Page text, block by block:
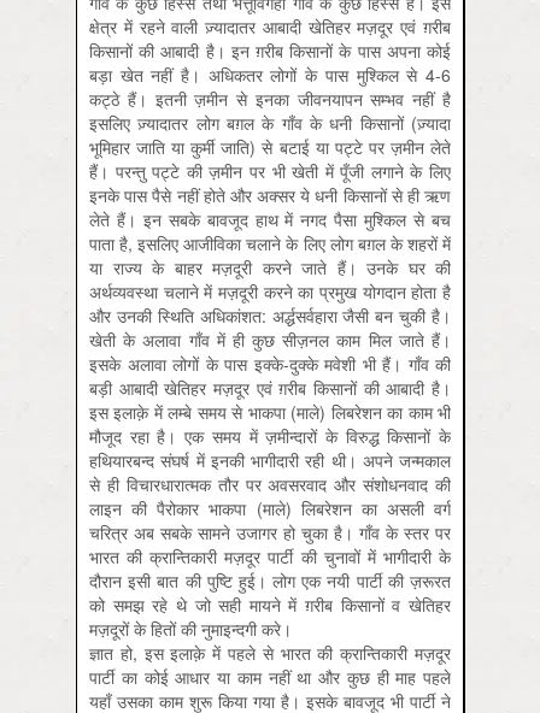
क्षेत्र में रहने वाली ज़्यादातर आबादी खेतिहर मज़दूर एवं ग़रीब
किसानों की आबादी है। इन ग़रीब किसानों के पास अपना कोई
बड़ा खेत नहीं है। अधिकतर लोगों के पास मुश्किल से 4-6
कट्ठे हैं। इतनी ज़मीन से इनका जीवनयापन सम्भव नहीं है
इसलिए ज़्यादातर लोग बग़ल के गाँव के धनी किसानों (ज़्यादा
भूमिहार जाति या कुर्मी जाति) से बटाई या पट्टे पर ज़मीन लेते
हैं। परन्तु पट्टे की ज़मीन पर भी खेती में पूँजी लगाने के लिए
इनके पास पैसे नहीं होते और अक्सर ये धनी किसानों से ही ऋण
लेते हैं। इन सबके बावजूद हाथ में नगद पैसा मुश्किल से बच
पाता है, इसलिए आजीविका चलाने के लिए लोग बग़ल के शहरों में
या राज्य के बाहर मज़दूरी करने जाते हैं। उनके घर की
अर्थव्यवस्था चलाने में मज़दूरी करने का प्रमुख योगदान होता है
और उनकी स्थिति अधिकांशत: अर्द्धसर्वहारा जैसी बन चुकी है।
खेती के अलावा गाँव में ही कुछ सीज़नल काम मिल जाते हैं।
इसके अलावा लोगों के पास इक्के-दुक्के मवेशी भी हैं। गाँव की
बड़ी आबादी खेतिहर मज़दूर एवं ग़रीब किसानों की आबादी है।
इस इलाक़े में लम्बे समय से भाकपा (माले) लिबरेशन का काम भी
मौजूद रहा है। एक समय में ज़मीन्दारों के विरुद्ध किसानों के
हथियारबन्द संघर्ष में इनकी भागीदारी रही थी। अपने जन्मकाल
से ही विचारधारात्मक तौर पर अवसरवाद और संशोधनवाद की
लाइन की पैरोकार भाकपा (माले) लिबरेशन का असली वर्ग
चरित्र अब सबके सामने उजागर हो चुका है। गाँव के स्तर पर
भारत की क्रान्तिकारी मज़दूर पार्टी की चुनावों में भागीदारी के
दौरान इसी बात की पुष्टि हुई। लोग एक नयी पार्टी की ज़रूरत
को समझ रहे थे जो सही मायने में ग़रीब किसानों व खेतिहर
मज़दूरों के हितों की नुमाइन्दगी करे।
ज्ञात हो, इस इलाक़े में पहले से भारत की क्रान्तिकारी मज़दूर
पार्टी का कोई आधार या काम नहीं था और कुछ ही माह पहले
यहाँ उसका काम शुरू किया गया है। इसके बावजूद भी पार्टी ने